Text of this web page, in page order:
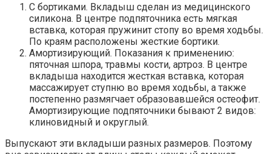
С бортиками. Вкладыш сделан из медицинского
силикона. В центре подпяточника есть мягкая
вставка, которая пружинит стопу во время ходьбы.
По краям расположены жесткие бортики.
Амортизирующий. Показания к применению:
пяточная шпора, травмы кости, артроз. В центре
вкладыша находится жесткая вставка, которая
массажирует ступню во время ходьбы, а также
постепенно размягчает образовавшейся остеофит.
Амортизирующие подпяточники бывают 2 видов:
клиновидный и округлый.
Выпускают эти вкладыши разных размеров. Поэтому